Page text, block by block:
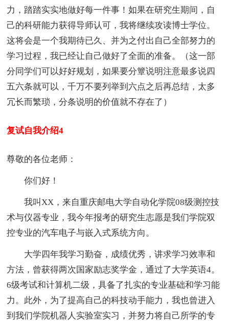
力，踏踏实实地做好每一件事！如果在研究生期间，自
己的科研能力获得导师认可，我将继续攻读博士学位。
这将会是一个我期待已久、并为之付出自己全部努力的
学习过程，我已经让自己做好了全面的准备。（这一部
分同学们可以好好规划，如果要分簟说明注意最多说四
五六条就可以，千万不要列举到六点之后再总结，太多
冗长而繁琐，分条说明的价值就不存在了）
复试自我介绍4
尊敬的各位老师：
你们好！
我叫XX，来自重庆邮电大学自动化学院08级测控技
术与仪器专业，我今年报考的研究生志愿是我们学院双
控专业的汽车电子与嵌入式系统方向。
大学四年我学习勤奋，成绩优秀，讲求学习效率和
方法，曾获得两次国家励志奖学金，通过了大学英语4。
6级考试和计算机二级，具备了扎实的专业基础和学习能
力。此外，为了提高自己的科技动手能力，我也曾进入
到我们学院机器人实验室实习，并努力将自己所学的专